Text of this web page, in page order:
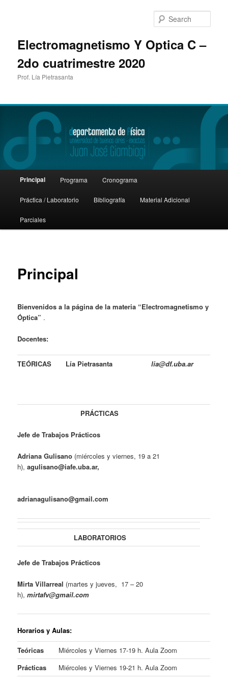
Electromagnetismo Y Optica C –
2do cuatrimestre 2020
Prof. Lía Pietrasanta
Skip
to
primary
Principal Programa Cronograma
Práctica / Laboratorio Bibliografía Material Adicional
Parciales
Principal
Bienvenidos a la página de la materia “Electromagnetismo y
Óptica” .
Docentes:
TEÓRICAS Lía Pietrasanta lia@df.uba.ar
PRÁCTICAS
Jefe de Trabajos Prácticos
Adriana Gulisano (miércoles y viernes, 19 a 21
h), agulisano@iafe.uba.ar,
adrianagulisano@gmail.com
LABORATORIOS
Jefe de Trabajos Prácticos
Mirta Villarreal (martes y jueves, 17 – 20
h), mirtafv@gmail.com
Horarios y Aulas:
Teóricas
Miércoles y Viernes 17-19 h. Aula Zoom
Prácticas
Miércoles y Viernes 19-21 h. Aula Zoom